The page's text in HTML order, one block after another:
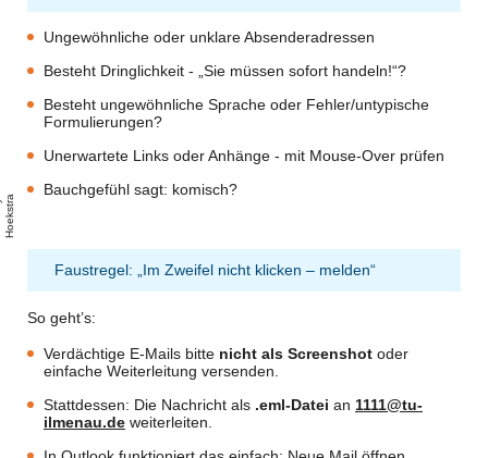
Ungewöhnliche oder unklare Absenderadressen
Besteht Dringlichkeit -
„Sie müssen sofort handeln!“?
Besteht ungewöhnliche Sprache oder Fehler/untypische
Formulierungen?
Unerwartete Links oder Anhänge - mit Mouse-Over prüfen
Bauchgefühl sagt: komisch?
/
a
Faustregel: „Im Zweifel nicht klicken – melden“
So geht’s:
Verdächtige E-Mails bitte nicht als Screenshot oder
einfache Weiterleitung versenden.
Stattdessen: Die Nachricht als .eml-Datei an 1111@tu-
ilmenau.de weiterleiten.